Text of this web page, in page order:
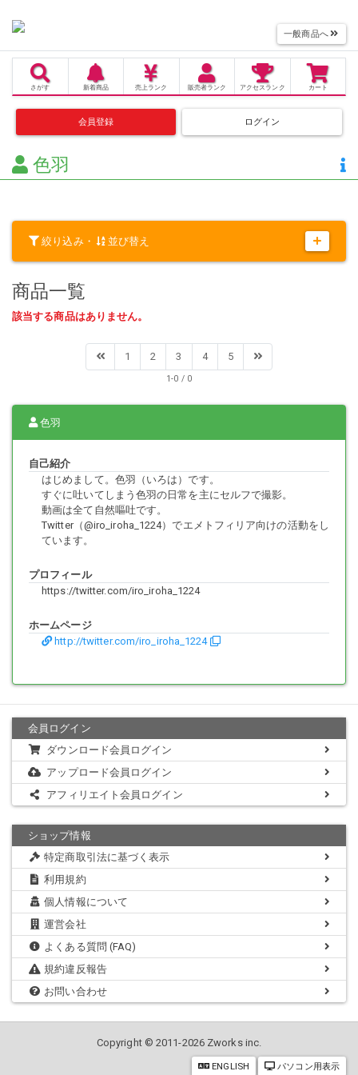
一般商品へ
さがす 新着商品 売上 ランク 販売者ランク アクセス ランク カート
会員登録 ログイン
色羽
絞り込み・ 並び替え
商品一覧
該当する商品はありません。
1 2 3 4 5
1-0 / 0
色羽
自己紹介
はじめまして。色羽（いろは）です。
すぐに吐いてしまう色羽の日常を主にセルフで撮影。
動画は全て自然嘔吐です。
Twitter（@iro_iroha_1224）でエメトフィリア向けの活動をし
ています。
プロフィール
https://twitter.com/iro_iroha_1224
ホームページ
http://twitter.com/iro_iroha_1224
会員ログイン
ダウンロード会員ログイン
アップロード会員ログイン
アフィリエイト会員ログイン
ショップ情報
特定商取引法に基づく表示
利用規約
個人情報について
運営会社
よくある質問 (FAQ)
規約違反報告
お問い合わせ
Copyright © 2011-2026 Zworks inc.
ENGLISH パソコン用表示